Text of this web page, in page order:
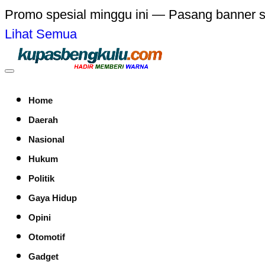
Promo spesial minggu ini — Pasang banner
Lihat Semua
Home
Daerah
Nasional
Hukum
Politik
Gaya Hidup
Opini
Otomotif
Gadget